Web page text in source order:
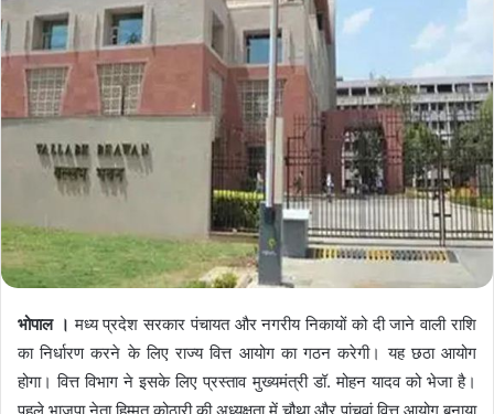
भोपाल ।मध्य प्रदेश सरकार पंचायत और नगरीय निकायों को दी जाने वाली राशि
का निर्धारण करने के लिए राज्य वित्त आयोग का गठन करेगी। यह छठा आयोग
होगा। वित्त विभाग ने इसके लिए प्रस्ताव मुख्यमंत्री डॉ. मोहन यादव को भेजा है।
पहले भाजपा नेता हिम्मत कोठारी की अध्यक्षता में चौथा और पांचवां वित्त आयोग बनाया